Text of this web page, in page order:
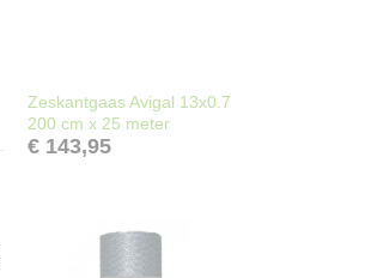
Zeskantgaas Avigal 13x0.7
200 cm x 25 meter
€ 143,95